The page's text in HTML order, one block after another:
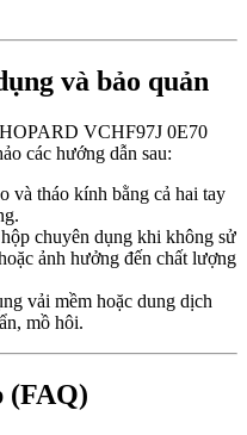
và bảo quản
VCHF97J 0E70
các hướng dẫn sau:
và tháo kính bằng cả hai tay
chuyên dụng khi không sử
ảnh hưởng đến chất lượng
vải mềm hoặc dung dịch
mồ hôi.
(FAQ)